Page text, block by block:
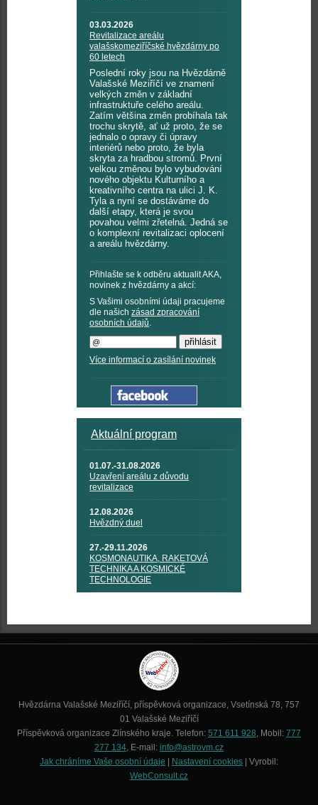
03.03.2026
Revitalizace areálu
valašskomeziříčské hvězdárny po
60 letech
Poslední roky jsou na Hvězdárně
Valašské Meziříčí ve znamení
velkých změn v základní
infrastruktuře celého areálu.
Zatím většina změn probíhala tak
trochu skrytě, ať už proto, že se
jednalo o opravy či úpravy
interiérů nebo proto, že byla
skryta za hradbou stromů. První
velkou změnou bylo vybudování
nového objektu Kulturního a
kreativního centra na ulici J. K.
Tyla a nyní se dostáváme do
další etapy, která je svou
povahou velmi zřetelná. Jedná se
o komplexní revitalizaci oplocení
a areálu hvězdárny.
Přihlašte se k odběru aktualit AKA,
novinek z hvězdárny a akcí:
S Vašimi osobními údaji pracujeme
dle našich zásad zpracování
osobních údajů.
Více informací o zasílání novinek
Aktuální program
01.07.-31.08.2026
Uzavření areálu z důvodu
revitalizace
12.08.2026
Hvězdný duel
27.-29.11.2026
KOSMONAUTIKA, RAKETOVÁ
TECHNIKA A KOSMICKÉ
TECHNOLOGIE
Hvězdárna Valašské Meziříčí, příspěvková organizace, Vsetínská 78, 757
01 Valašské Meziříčí
Příspěvková organizace Zlínského kraje. Telefon: 571 611 928, Mobil: 777
277 134, E-mail: info@astrovm.cz
Jak chráníme Vaše osobní údaje
Nastavení cookies | Vyrobil:
WebConsult.cz